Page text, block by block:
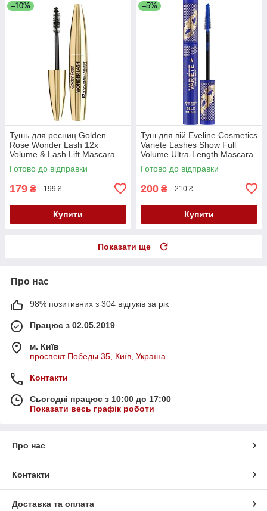
–10%
Тушь для ресниц Golden
Rose Wonder Lash 12x
Volume & Lash Lift Mascara
Black, 12 мл
Готово до відправки
179 ₴ 199 ₴
Купити
–5%
Туш для вій Eveline Cosmetics
Variete Lashes Show Full
Volume Ultra-Length Mascara
Blue, 9 мл
Готово до відправки
200 ₴ 210 ₴
Купити
Показати ще
Про нас
98% позитивних з 304 відгуків за рік
Працює з 02.05.2019
м. Київ
проспект Победы 35, Київ, Україна
Контакти
Сьогодні працює з 10:00 до 17:00
Показати весь графік роботи
Про нас
Контакти
Доставка та оплата